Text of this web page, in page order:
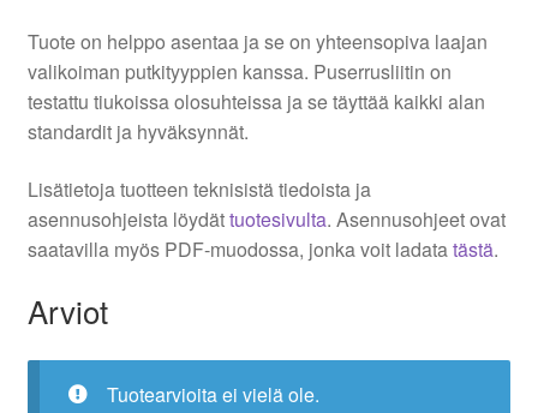
Tuote on helppo asentaa ja se on yhteensopiva laajan
valikoiman putkityyppien kanssa. Puserrusliitin on
testattu tiukoissa olosuhteissa ja se täyttää kaikki alan
standardit ja hyväksynnät.
Lisätietoja tuotteen teknisistä tiedoista ja
asennusohjeista löydättuotesivulta. Asennusohjeet ovat
saatavilla myös PDF-muodossa, jonka voit ladatatästä.
Arviot
Tuotearvioita ei vielä ole.